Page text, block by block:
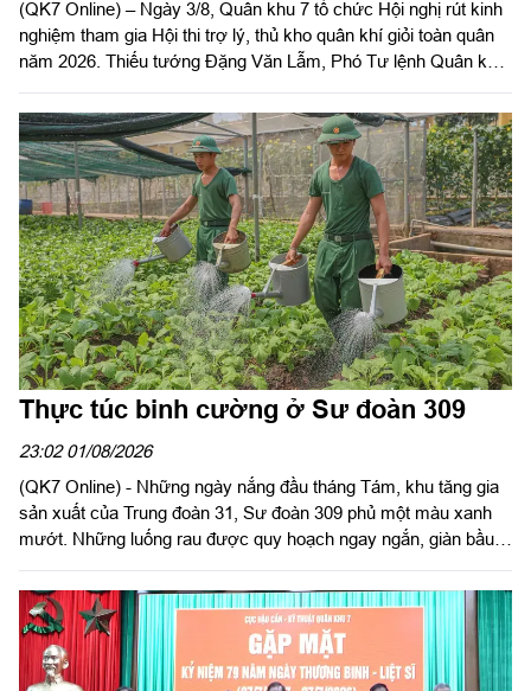
(QK7 Online) – Ngày 3/8, Quân khu 7 tổ chức Hội nghị rút kinh
nghiệm tham gia Hội thi trợ lý, thủ kho quân khí giỏi toàn quân
năm 2026. Thiếu tướng Đặng Văn Lẫm, Phó Tư lệnh Quân khu
Hậu cần – Kỹ thuật Quân khu chủ trì hội nghị.
Thực túc binh cường ở Sư đoàn 309
23:02 01/08/2026
(QK7 Online) - Những ngày nắng đầu tháng Tám, khu tăng gia
sản xuất của Trung đoàn 31, Sư đoàn 309 phủ một màu xanh
mướt. Những luống rau được quy hoạch ngay ngắn, giàn bầu,
củ... là minh chứng sinh động cho hiệu quả công tác tăng gia
sản xuất, bảo đảm hậu cần bằng chính nội lực của đơn vị.